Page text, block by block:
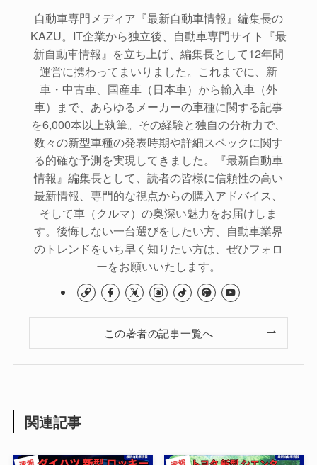
自動車専門メディア『最新自動車情報』編集長の
KAZU。IT企業から独立後、自動車専門サイト『最
新自動車情報』を立ち上げ、編集長として12年間
運営に携わってまいりました。これまでに、新
車・中古車、国産車（日本車）から輸入車（外
車）まで、あらゆるメーカーの車種に関する記事
を6,000本以上執筆。その経験と独自の分析力で、
数々の新型車種の発表時期や詳細スペックに関す
る的確な予測を実現してきました。『最新自動車
情報』編集長として、読者の皆様に信頼性の高い
最新情報、専門的な視点からの購入アドバイス、
そして車（クルマ）の奥深い魅力をお届けしま
す。後悔しない一台選びをしたい方、自動車業界
のトレンドをいち早く知りたい方は、ぜひフォロ
ーをお願いいたします。
この著者の記事一覧へ
関連記事